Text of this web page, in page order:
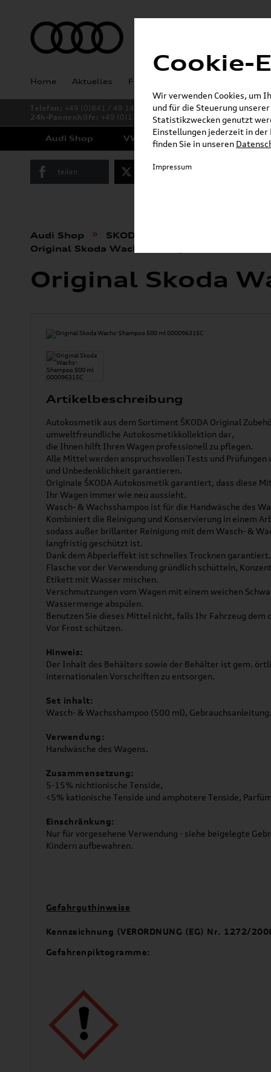
Home Aktuelles Fahrzeugankauf
Telefon: +49 (0)841 / 49 140
24h-Pannenhilfe: +49 (0)171 / 870 72 87
Audi Shop VW Shop Cupra Shop
teilen Twitter
Audi Shop » SKODA Produkte
Original Skoda Wachs-Shampoo 500 ml
Original Skoda
Artikelbeschreibung
Autokosmetik aus dem Sortiment ŠKODA Original
umweltfreundliche Autokosmetikkollektion dar,
die Ihnen hilft Ihren Wagen professionell zu pflegen.
Alle Mittel werden anspruchsvollen Tests und
und Unbedenklichkeit garantieren.
Originale ŠKODA Autokosmetik garantiert, dass diese
Ihr Wagen immer wie neu aussieht.
Wasch- & Wachsshampoo ist für die Handwäsche des
Kombiniert die Reinigung und Konservierung in einem
sodass außer brillanter Reinigung mit dem Wasch- &
langfristig geschützt ist.
Dank dem Abperleffekt ist schnelles Trocknen garantiert.
Flasche vor der Verwendung gründlich schütteln,
Etikett mit Wasser mischen.
Verschmutzungen vom Wagen mit einem weichen
Wassermenge abspülen.
Benutzen Sie dieses Mittel nicht, falls Ihr Fahrzeug
Vor Frost schützen.
Hinweis:
Der Inhalt des Behälters sowie der Behälter ist gem.
internationalen Vorschriften zu entsorgen.
Set inhalt:
Wasch- & Wachsshampoo (500 ml), Gebrauchsanleitung.
Verwendung:
Handwäsche des Wagens.
Zusammensetzung:
5-15% nichtionische Tenside,
<5% kationische Tenside und amphotere Tenside,
Einschränkung:
Nur für vorgesehene Verwendung - siehe beigelegte
Kindern aufbewahren.
Gefahrguthinweise
Kennzeichnung (VERORDNUNG (EG) Nr. 1272/
Gefahrenpiktogramme:
Cookie-
Wir verwenden Cookies, um
und für die Steuerung
Statistikzwecken genutzt
Einstellungen jederzeit in
finden Sie in unseren
Impressum